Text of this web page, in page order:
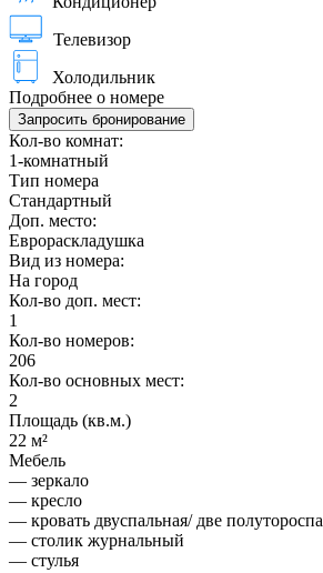
Телевизор
Холодильник
Подробнее о номере
Запросить бронирование
Кол-во комнат:
1-комнатный
Тип номера
Стандартный
Доп. место:
Еврораскладушка
Вид из номера:
На город
Кол-во доп. мест:
1
Кол-во номеров:
206
Кол-во основных мест:
2
Площадь (кв.м.)
22 м²
Мебель
— зеркало
— кресло
— кровать двуспальная/ две
— столик журнальный
— стулья